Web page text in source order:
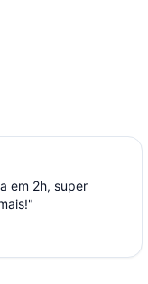
em 2h, super
"